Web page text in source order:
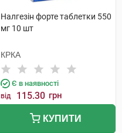
Налгезін форте таблетки 550
мг 10 шт
КРКА
Є в наявності
від 115.30 грн
КУПИТИ